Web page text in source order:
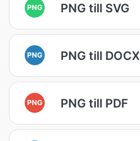
PNG PNG till SVG
PNG PNG till DOCX
PNG PNG till PDF